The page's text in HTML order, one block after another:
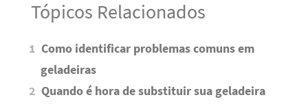
Tópicos Relacionados
Como identificar problemas comuns em
geladeiras
Quando é hora de substituir sua geladeira